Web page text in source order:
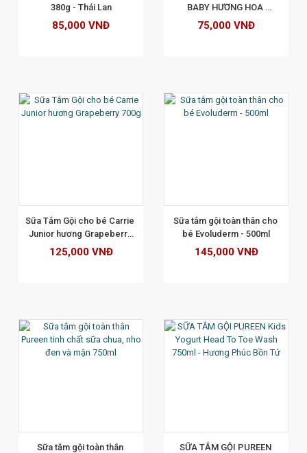
380g - Thái Lan
85,000 VNĐ
BABY HƯƠNG HOA
BLOSSOMS CORNSTARCH
75,000 VNĐ
Sữa Tắm Gội cho bé Carrie
Junior hương Grapeberry
700g
125,000 VNĐ
Sữa tắm gội toàn thân cho
bé Evoluderm - 500ml
145,000 VNĐ
Sữa tắm gội toàn thân
SỮA TẮM GỘI PUREEN